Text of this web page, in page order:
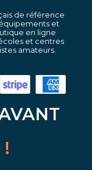
de référence
et
en ligne
et centres
amateurs.